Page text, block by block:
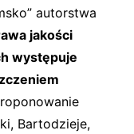
autorstwa
jakości
występuje
Bartodzieje,